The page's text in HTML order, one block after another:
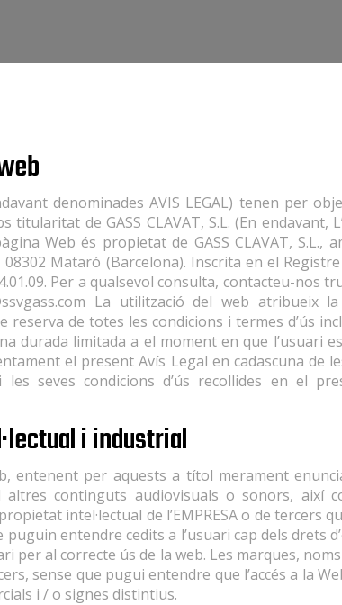
denominades AVIS LEGAL) tenen per
de GASS CLAVAT, S.L. (En endavant,
Web és propietat de GASS CLAVAT, S.L.,
Mataró (Barcelona). Inscrita en el
Per a qualsevol consulta, contacteu-nos
La utilització del web atribueix la
reserva de totes les condicions i termes d’ús
durada limitada a el moment en que l’usuari
el present Avís Legal en cadascuna de
seves condicions d’ús recollides en el
i industrial
entenent per aquests a títol merament
altres continguts audiovisuals o sonors, així
intel·lectual de l’EMPRESA o de tercers
puguin entendre cedits a l’usuari cap dels drets
per al correcte ús de la web. Les marques,
sense que pugui entendre que l’accés a la
i / o signes distintius.